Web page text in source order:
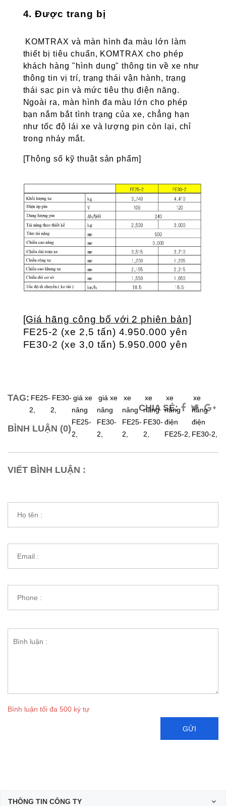
4. Được trang bị
KOMTRAX và màn hình đa màu lớn làm
thiết bị tiêu chuẩn, KOMTRAX cho phép
khách hàng "hình dung" thông tin về xe như
thông tin vị trí, trạng thái vận hành, trạng
thái sạc pin và mức tiêu thụ điện năng.
Ngoài ra, màn hình đa màu lớn cho phép
bạn nắm bắt tình trạng của xe, chẳng hạn
như tốc độ lái xe và lượng pin còn lại, chỉ
trong nháy mắt.
[Thông số kỹ thuật sản phẩm]
[Giá hãng công bố với 2 phiên bản]
FE25-2 (xe 2,5 tấn) 4.950.000 yên
FE30-2 (xe 3,0 tấn) 5.950.000 yên
TAG: FE25-
2,
FE30-
2,
giá xe
nâng
FE25-
2,
giá xe
nâng
FE30-
2,
xe
nâng
FE25-
2,
xe
nâng
FE30-
2,
xe
nâng
điện
FE25-2,
xe
nâng
điện
FE30-2,
CHIA SẺ:
BÌNH LUẬN (0)
VIẾT BÌNH LUẬN :
Bình luận tối đa 500 ký tự
GỬI
THÔNG TIN CÔNG TY